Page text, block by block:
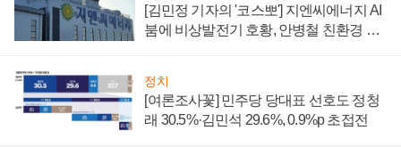
[김민정 기자의 '코스뽀'] 지엔씨에너지 AI
붐에 비상발전기 호황, 안병철 친환경 에
정치
[여론조사꽃] 민주당 당대표 선호도 정청
래 30.5%·김민석 29.6%, 0.9%p 초접전